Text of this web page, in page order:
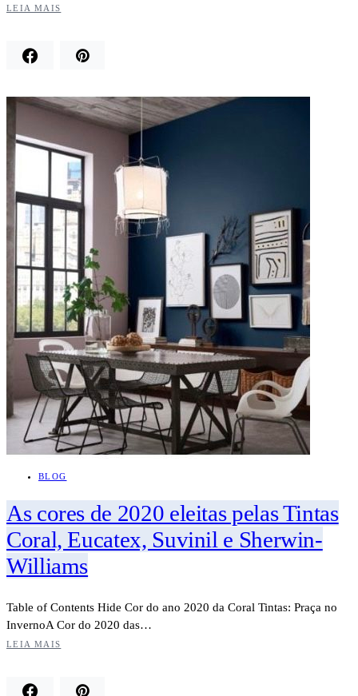
LEIA MAIS
BLOG
As cores de 2020 eleitas pelas Tintas
Coral, Eucatex, Suvinil e Sherwin-
Williams
Table of Contents Hide Cor do ano 2020 da Coral Tintas: Praça no
InvernoA Cor do 2020 das…
LEIA MAIS